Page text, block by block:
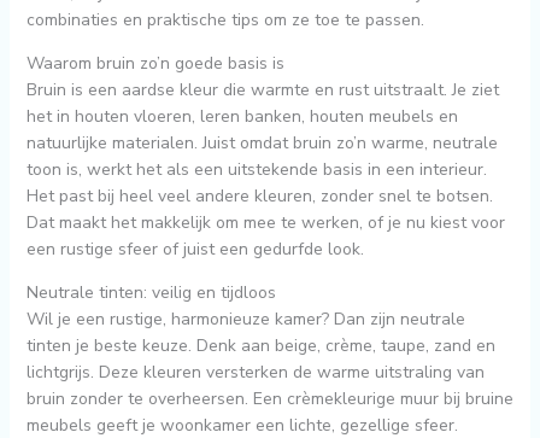
combinaties en praktische tips om ze toe te passen.
Waarom bruin zo’n goede basis is
Bruin is een aardse kleur die warmte en rust uitstraalt. Je ziet
het in houten vloeren, leren banken, houten meubels en
natuurlijke materialen. Juist omdat bruin zo’n warme, neutrale
toon is, werkt het als een uitstekende basis in een interieur.
Het past bij heel veel andere kleuren, zonder snel te botsen.
Dat maakt het makkelijk om mee te werken, of je nu kiest voor
een rustige sfeer of juist een gedurfde look.
Neutrale tinten: veilig en tijdloos
Wil je een rustige, harmonieuze kamer? Dan zijn neutrale
tinten je beste keuze. Denk aan beige, crème, taupe, zand en
lichtgrijs. Deze kleuren versterken de warme uitstraling van
bruin zonder te overheersen. Een crèmekleurige muur bij bruine
meubels geeft je woonkamer een lichte, gezellige sfeer.